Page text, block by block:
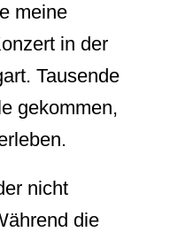
meine
in der
Tausende
gekommen,
nicht
die